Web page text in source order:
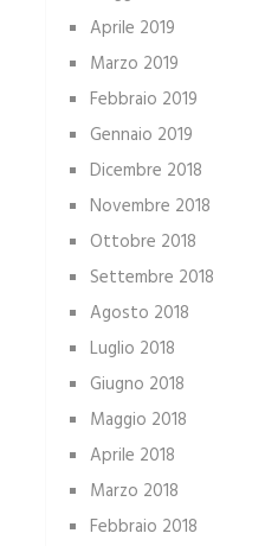
Aprile 2019
Marzo 2019
Febbraio 2019
Gennaio 2019
Dicembre 2018
Novembre 2018
Ottobre 2018
Settembre 2018
Agosto 2018
Luglio 2018
Giugno 2018
Maggio 2018
Aprile 2018
Marzo 2018
Febbraio 2018